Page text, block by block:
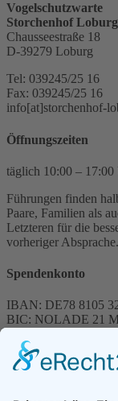
Vogelschutzwarte
Storchenhof Loburg
Chausseestraße 18
D-39279 Loburg
Tel: 039245/25 16
Fax: 039245/25 16
info[at]storchenhof-
Öffnungszeiten
täglich 10:00 – 17:00
Führungen finden
Paare, Familien als
Letzteren für die
vorheriger Absprache.
Spendenkonto
IBAN: DE78 8105
BIC: NOLADE 21
Spenden können